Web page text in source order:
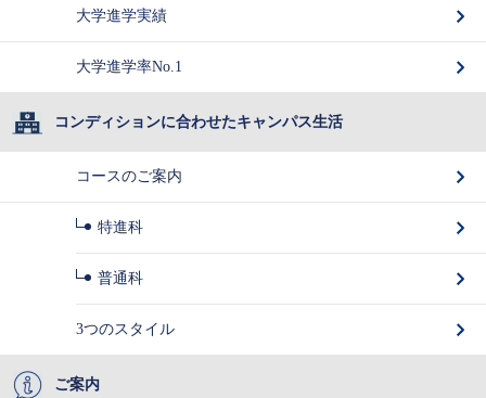
大学進学実績
大学進学率No.1
コンディションに合わせたキャンパス生活
コースのご案内
特進科
普通科
3つのスタイル
ご案内